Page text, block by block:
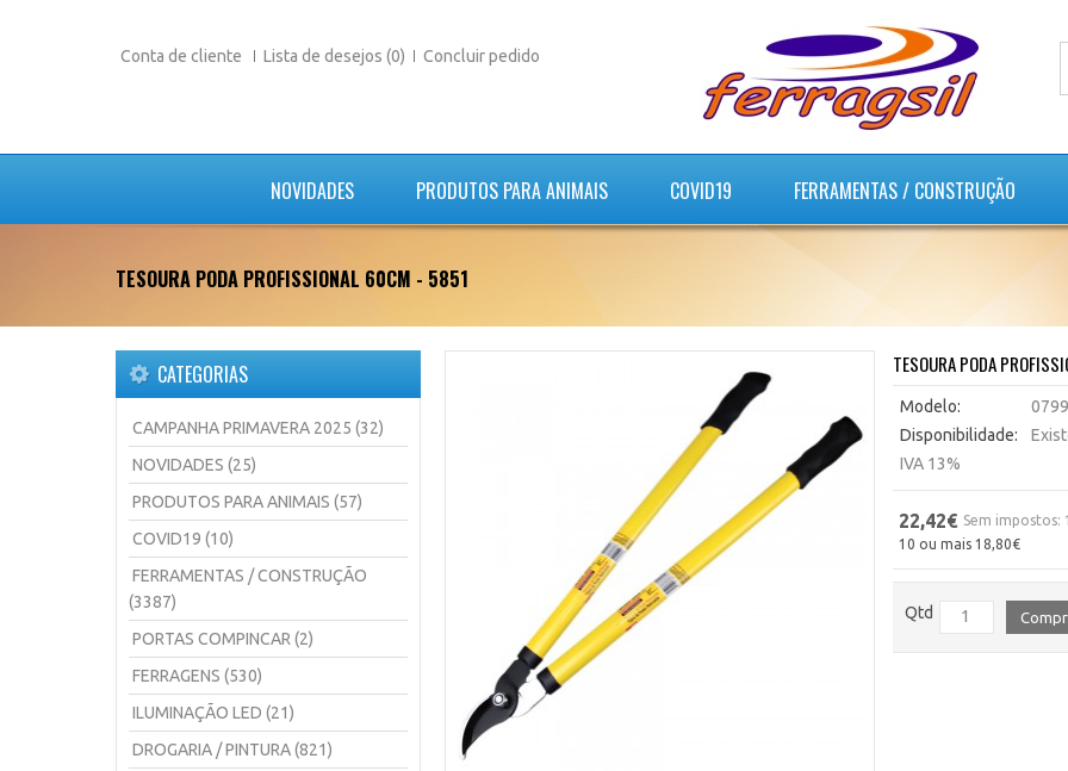
Conta de cliente Lista de desejos (0) Concluir pedido
NOVIDADES PRODUTOS PARA ANIMAIS COVID19 FERRAMENTAS / CONSTRUÇÃO
TESOURA PODA PROFISSIONAL 60CM - 5851
CATEGORIAS
CAMPANHA PRIMAVERA 2025 (32)
NOVIDADES (25)
PRODUTOS PARA ANIMAIS (57)
COVID19 (10)
FERRAMENTAS / CONSTRUÇÃO
(3387)
PORTAS COMPINCAR (2)
FERRAGENS (530)
ILUMINAÇÃO LED (21)
DROGARIA / PINTURA (821)
TESOURA PODA
Modelo:
Disponibilidade:
IVA 13%
22,42€ Sem impostos:
10 ou mais 18,80€
Qtd